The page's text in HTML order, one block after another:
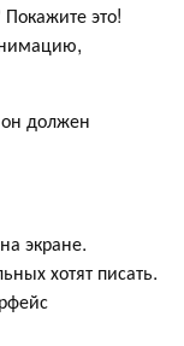
это!
должен
экране.
хотят писать.